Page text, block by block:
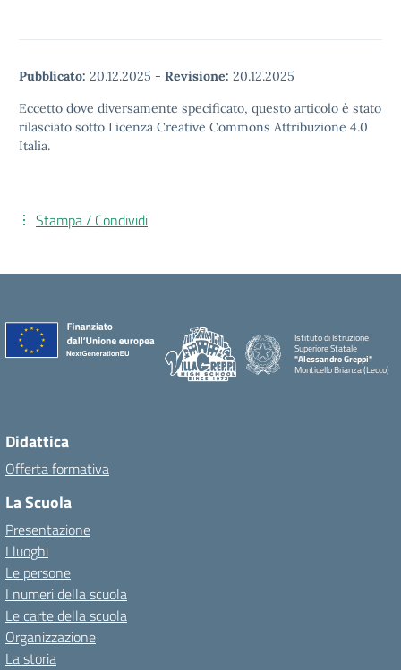
Pubblicato: 20.12.2025 - Revisione: 20.12.2025
Eccetto dove diversamente specificato, questo articolo è stato
rilasciato sotto Licenza Creative Commons Attribuzione 4.0
Italia.
Stampa / Condividi
Istituto di Istruzione
Superiore Statale
"Alessandro Greppi"
Monticello Brianza (Lecco)
Didattica
Offerta formativa
La Scuola
Presentazione
I luoghi
Le persone
I numeri della scuola
Le carte della scuola
Organizzazione
La storia